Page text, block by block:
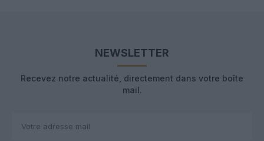
NEWSLETTER
Recevez notre actualité, directement dans votre boîte
mail.